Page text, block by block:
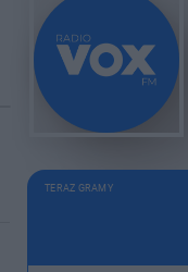
TERAZ GRAMY